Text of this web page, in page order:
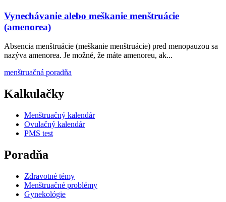
Vynechávanie alebo meškanie menštruácie
(amenorea)
Absencia menštruácie (meškanie menštruácie) pred menopauzou sa
nazýva amenorea. Je možné, že máte amenoreu, ak...
menštruačná poradňa
Kalkulačky
Menštruačný kalendár
Ovulačný kalendár
PMS test
Poradňa
Zdravotné témy
Menštruačné problémy
Gynekológie